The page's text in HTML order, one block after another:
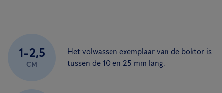
1-2,5
CM
Het volwassen exemplaar van de boktor is
tussen de 10 en 25 mm lang.